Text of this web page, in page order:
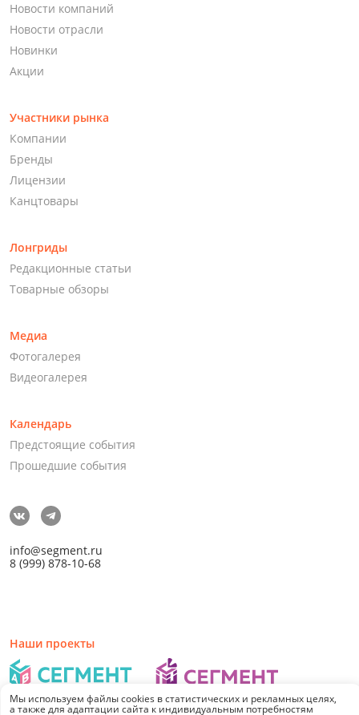
Новости компаний
Новости отрасли
Новинки
Акции
Участники рынка
Компании
Бренды
Лицензии
Канцтовары
Лонгриды
Редакционные статьи
Товарные обзоры
Медиа
Фотогалерея
Видеогалерея
Календарь
Предстоящие события
Прошедшие события
info@segment.ru
8 (999) 878-10-68
Наши проекты
Мы используем файлы cookies в статистических и рекламных целях,
а также для адаптации сайта к индивидуальным потребностям